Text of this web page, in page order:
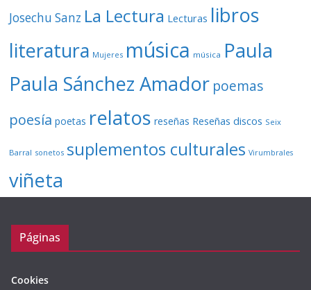
Josechu Sanz La Lectura Lecturas libros
literatura Mujeres música música Paula
Paula Sánchez Amador poemas
poesía poetas relatos reseñas Reseñas discos Seix
Barral sonetos suplementos culturales Virumbrales
viñeta
Páginas
Cookies